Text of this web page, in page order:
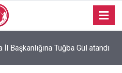
2027 sezonu forma numaraları